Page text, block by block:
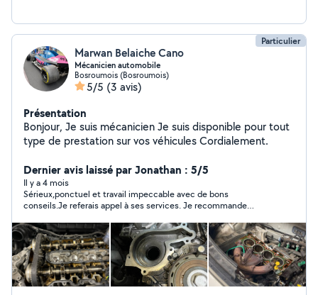
Particulier
Marwan Belaiche Cano
Mécanicien automobile
Bosroumois (Bosroumois)
5/5 (3 avis)
Présentation
Bonjour, Je suis mécanicien Je suis disponible pour tout
type de prestation sur vos véhicules Cordialement.
Dernier avis laissé par Jonathan : 5/5
Il y a 4 mois
Sérieux,ponctuel et travail impeccable avec de bons
conseils.Je referais appel à ses services. Je recommande